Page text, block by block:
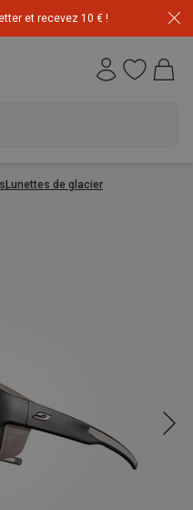
et recevez 10 € !
Lunettes de glacier